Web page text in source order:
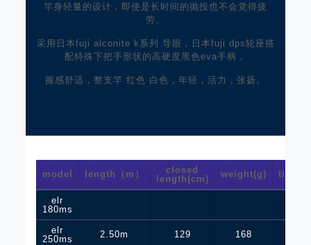
竿身轻量的设计，即使是长时间的抛投也不会觉得疲
劳。
采用日本fuji alconite k系列 导眼，日本fuji dps轮座搭
配特殊下把手形状的高硬度黑色eva手柄，
握感舒适，整支竿 红色 白色，年轻，活力，张扬。
model length（m）
closed
length(cm)
weight(g) tip(o/
elr
180ms
elr
250ms
2.50m 129 168